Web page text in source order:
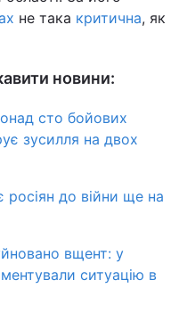
не така критична, як
новини:
сто бойових
зусилля на двох
росіян до війни ще на
вщент: у
ситуацію в